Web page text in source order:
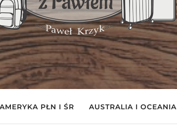
AMERYKA PŁN I ŚR AUSTRALIA I OCEANIA